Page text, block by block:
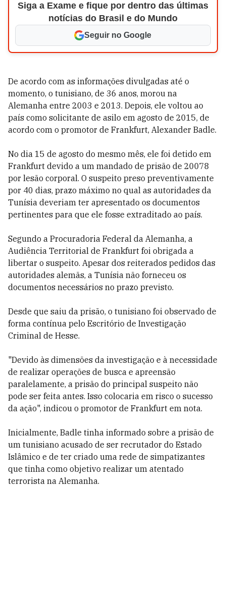
Siga a Exame e fique por dentro das últimas
notícias do Brasil e do Mundo
Seguir no Google
De acordo com as informações divulgadas até o
momento, o tunisiano, de 36 anos, morou na
Alemanha entre 2003 e 2013. Depois, ele voltou ao
país como solicitante de asilo em agosto de 2015, de
acordo com o promotor de Frankfurt, Alexander Badle.
No dia 15 de agosto do mesmo mês, ele foi detido em
Frankfurt devido a um mandado de prisão de 20078
por lesão corporal. O suspeito preso preventivamente
por 40 dias, prazo máximo no qual as autoridades da
Tunísia deveriam ter apresentado os documentos
pertinentes para que ele fosse extraditado ao país.
Segundo a Procuradoria Federal da Alemanha, a
Audiência Territorial de Frankfurt foi obrigada a
libertar o suspeito. Apesar dos reiterados pedidos das
autoridades alemãs, a Tunísia não forneceu os
documentos necessários no prazo previsto.
Desde que saiu da prisão, o tunisiano foi observado de
forma contínua pelo Escritório de Investigação
Criminal de Hesse.
"Devido às dimensões da investigação e à necessidade
de realizar operações de busca e apreensão
paralelamente, a prisão do principal suspeito não
pode ser feita antes. Isso colocaria em risco o sucesso
da ação", indicou o promotor de Frankfurt em nota.
Inicialmente, Badle tinha informado sobre a prisão de
um tunisiano acusado de ser recrutador do Estado
Islâmico e de ter criado uma rede de simpatizantes
que tinha como objetivo realizar um atentado
terrorista na Alemanha.